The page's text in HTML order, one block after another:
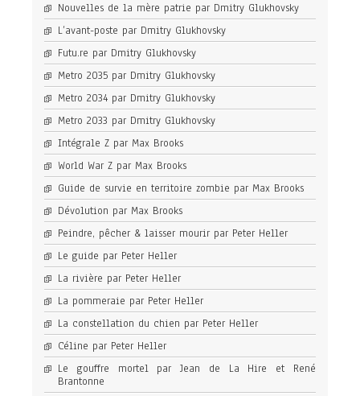
Nouvelles de la mère patrie par Dmitry Glukhovsky
L’avant-poste par Dmitry Glukhovsky
Futu.re par Dmitry Glukhovsky
Metro 2035 par Dmitry Glukhovsky
Metro 2034 par Dmitry Glukhovsky
Metro 2033 par Dmitry Glukhovsky
Intégrale Z par Max Brooks
World War Z par Max Brooks
Guide de survie en territoire zombie par Max Brooks
Dévolution par Max Brooks
Peindre, pêcher & laisser mourir par Peter Heller
Le guide par Peter Heller
La rivière par Peter Heller
La pommeraie par Peter Heller
La constellation du chien par Peter Heller
Céline par Peter Heller
Le gouffre mortel par Jean de La Hire et René
Brantonne